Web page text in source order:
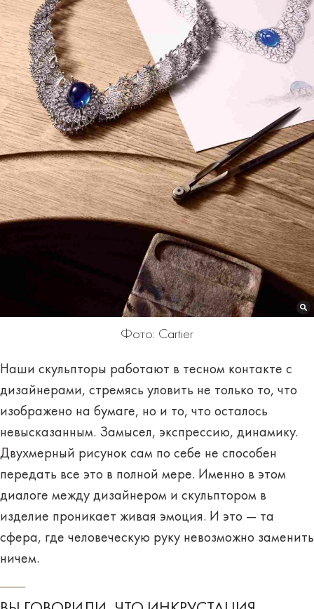
Фото: Cartier
Наши скульпторы работают в тесном контакте с
дизайнерами, стремясь уловить не только то, что
изображено на бумаге, но и то, что осталось
невысказанным. Замысел, экспрессию, динамику.
Двухмерный рисунок сам по себе не способен
передать все это в полной мере. Именно в этом
диалоге между дизайнером и скульптором в
изделие проникает живая эмоция. И это — та
сфера, где человеческую руку невозможно заменить
ничем.